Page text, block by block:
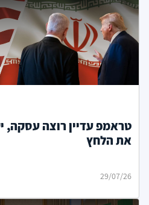
טראמפ עדיין רוצה
את הלחץ
29/07/26